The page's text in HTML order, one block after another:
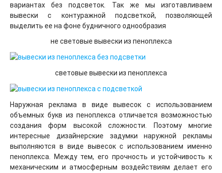
вариантах без подсветок. Так же мы изготавливаем
вывески с контуражной подсветкой, позволяющей
выделить ее на фоне будничного однообразия
не световые вывески из пеноплекса
световые вывески из пеноплекса
Наружная реклама в виде вывесок с использованием
объемных букв из пеноплекса отличается возможностью
создания форм высокой сложности. Поэтому многие
интересные дизайнерские задумки наружной рекламы
выполняются в виде вывесок с использованием именно
пеноплекса. Между тем, его прочность и устойчивость к
механическим и атмосферным воздействиям делает его